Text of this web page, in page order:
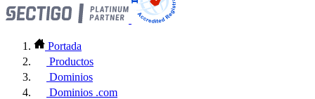
Portada
Productos
Dominios
Dominios .com